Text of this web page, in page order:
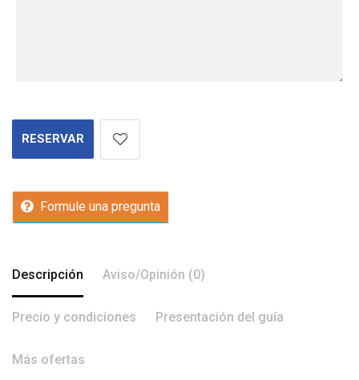
RESERVAR
Formule una pregunta
Descripción Aviso/Opinión (0)
Precio y condiciones Presentación del guía
Más ofertas